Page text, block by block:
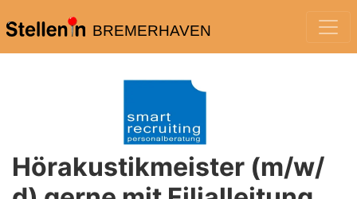
BREMERHAVEN
Hörakustikmeister (m/w/